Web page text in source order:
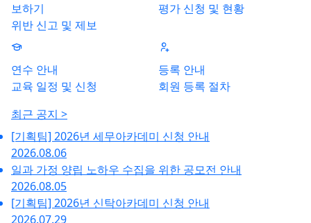
보하기
위반 신고 및 제보
평가 신청 및 현황
연수 안내
교육 일정 및 신청
등록 안내
회원 등록 절차
최근 공지 >
[기획팀] 2026년 세무아카데미 신청 안내
2026.08.06
일과 가정 양립 노하우 수집을 위한 공모전 안내
2026.08.05
[기획팀] 2026년 신탁아카데미 신청 안내
2026.07.29